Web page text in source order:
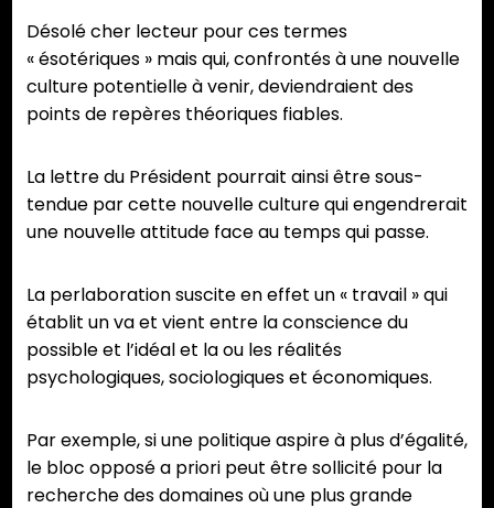
Désolé cher lecteur pour ces termes
« ésotériques » mais qui, confrontés à une nouvelle
culture potentielle à venir, deviendraient des
points de repères théoriques fiables.
La lettre du Président pourrait ainsi être sous-
tendue par cette nouvelle culture qui engendrerait
une nouvelle attitude face au temps qui passe.
La perlaboration suscite en effet un « travail » qui
établit un va et vient entre la conscience du
possible et l’idéal et la ou les réalités
psychologiques, sociologiques et économiques.
Par exemple, si une politique aspire à plus d’égalité,
le bloc opposé a priori peut être sollicité pour la
recherche des domaines où une plus grande